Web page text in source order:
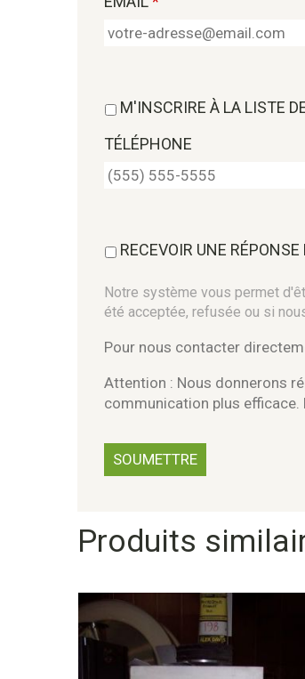
M'INSCRIRE À LA LISTE
TÉLÉPHONE
RECEVOIR UNE
Notre système vous permet
été acceptée, refusée ou si
Pour nous contacter
Attention : Nous donnerons
communication plus
Produits